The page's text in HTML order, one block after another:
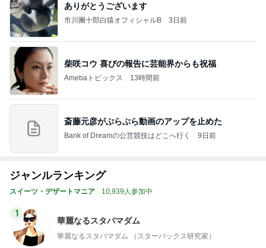
ありがとうございます
市川團十郎白猿オフィシャルB 3日前
柴咲コウ 喜びの報告に芸能界からも祝福
Amebaトピックス 13時間前
斎藤元彦がぶらぶら動画のアップを止めた
Bank of Dreamの公営競技はどこへ行く 9日前
ジャンルランキング
スイーツ・デザートマニア 10,939人参加中
1
華麗なるスタバマダム
華麗なるスタバマダム （スターバックス研究家）